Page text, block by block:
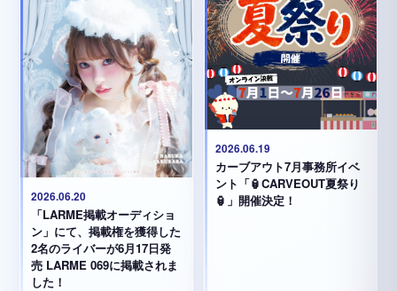
2026.06.20
「LARME掲載オーディショ
ン」にて、掲載権を獲得した
2名のライバーが6月17日発
売 LARME 069に掲載されま
した！
2026.06.19
カーブアウト7月事務所イベ
ント「🏮CARVEOUT夏祭り
🏮」開催決定！